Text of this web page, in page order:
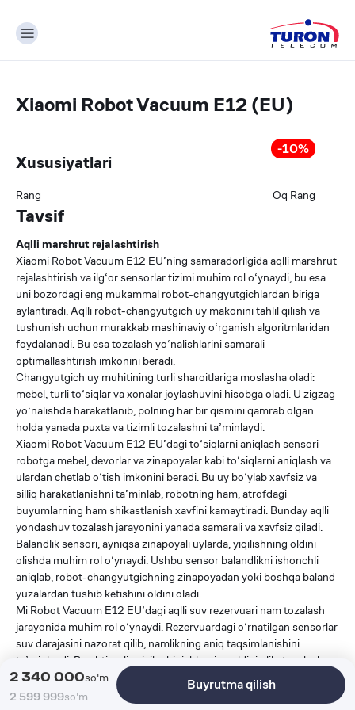
Xiaomi Robot Vacuum E12 (EU)
-10%
Xususiyatlari
Rang Oq Rang
2 340 000so'm
2 599 999so'm
Buyrutma qilish
Tavsif
Aqlli marshrut rejalashtirish
Xiaomi Robot Vacuum E12 EU’ning samaradorligida aqlli marshrut
rejalashtirish va ilg‘or sensorlar tizimi muhim rol o‘ynaydi, bu esa
uni bozordagi eng mukammal robot-changyutgichlardan biriga
aylantiradi. Aqlli robot-changyutgich uy makonini tahlil qilish va
tushunish uchun murakkab mashinaviy o‘rganish algoritmlaridan
foydalanadi. Bu esa tozalash yo‘nalishlarini samarali
optimallashtirish imkonini beradi.
Changyutgich uy muhitining turli sharoitlariga moslasha oladi:
mebel, turli to‘siqlar va xonalar joylashuvini hisobga oladi. U zigzag
yo‘nalishda harakatlanib, polning har bir qismini qamrab olgan
holda yanada puxta va tizimli tozalashni ta’minlaydi.
Xiaomi Robot Vacuum E12 EU’dagi to‘siqlarni aniqlash sensori
robotga mebel, devorlar va zinapoyalar kabi to‘siqlarni aniqlash va
ulardan chetlab o‘tish imkonini beradi. Bu uy bo‘ylab xavfsiz va
silliq harakatlanishni ta’minlab, robotning ham, atrofdagi
buyumlarning ham shikastlanish xavfini kamaytiradi. Bunday aqlli
yondashuv tozalash jarayonini yanada samarali va xavfsiz qiladi.
Balandlik sensori, ayniqsa zinapoyali uylarda, yiqilishning oldini
olishda muhim rol o‘ynaydi. Ushbu sensor balandlikni ishonchli
aniqlab, robot-changyutgichning zinapoyadan yoki boshqa baland
yuzalardan tushib ketishini oldini oladi.
Mi Robot Vacuum E12 EU’dagi aqlli suv rezervuari nam tozalash
jarayonida muhim rol o‘ynaydi. Rezervuardagi o‘rnatilgan sensorlar
suv darajasini nazorat qilib, namlikning aniq taqsimlanishini
ta’minlaydi. Bu ehtimoliy sizib chiqishlarning oldini olib, tozalash
jarayonida yuzalarning bir tekis namlanishini ta’minlaydi.
Yana